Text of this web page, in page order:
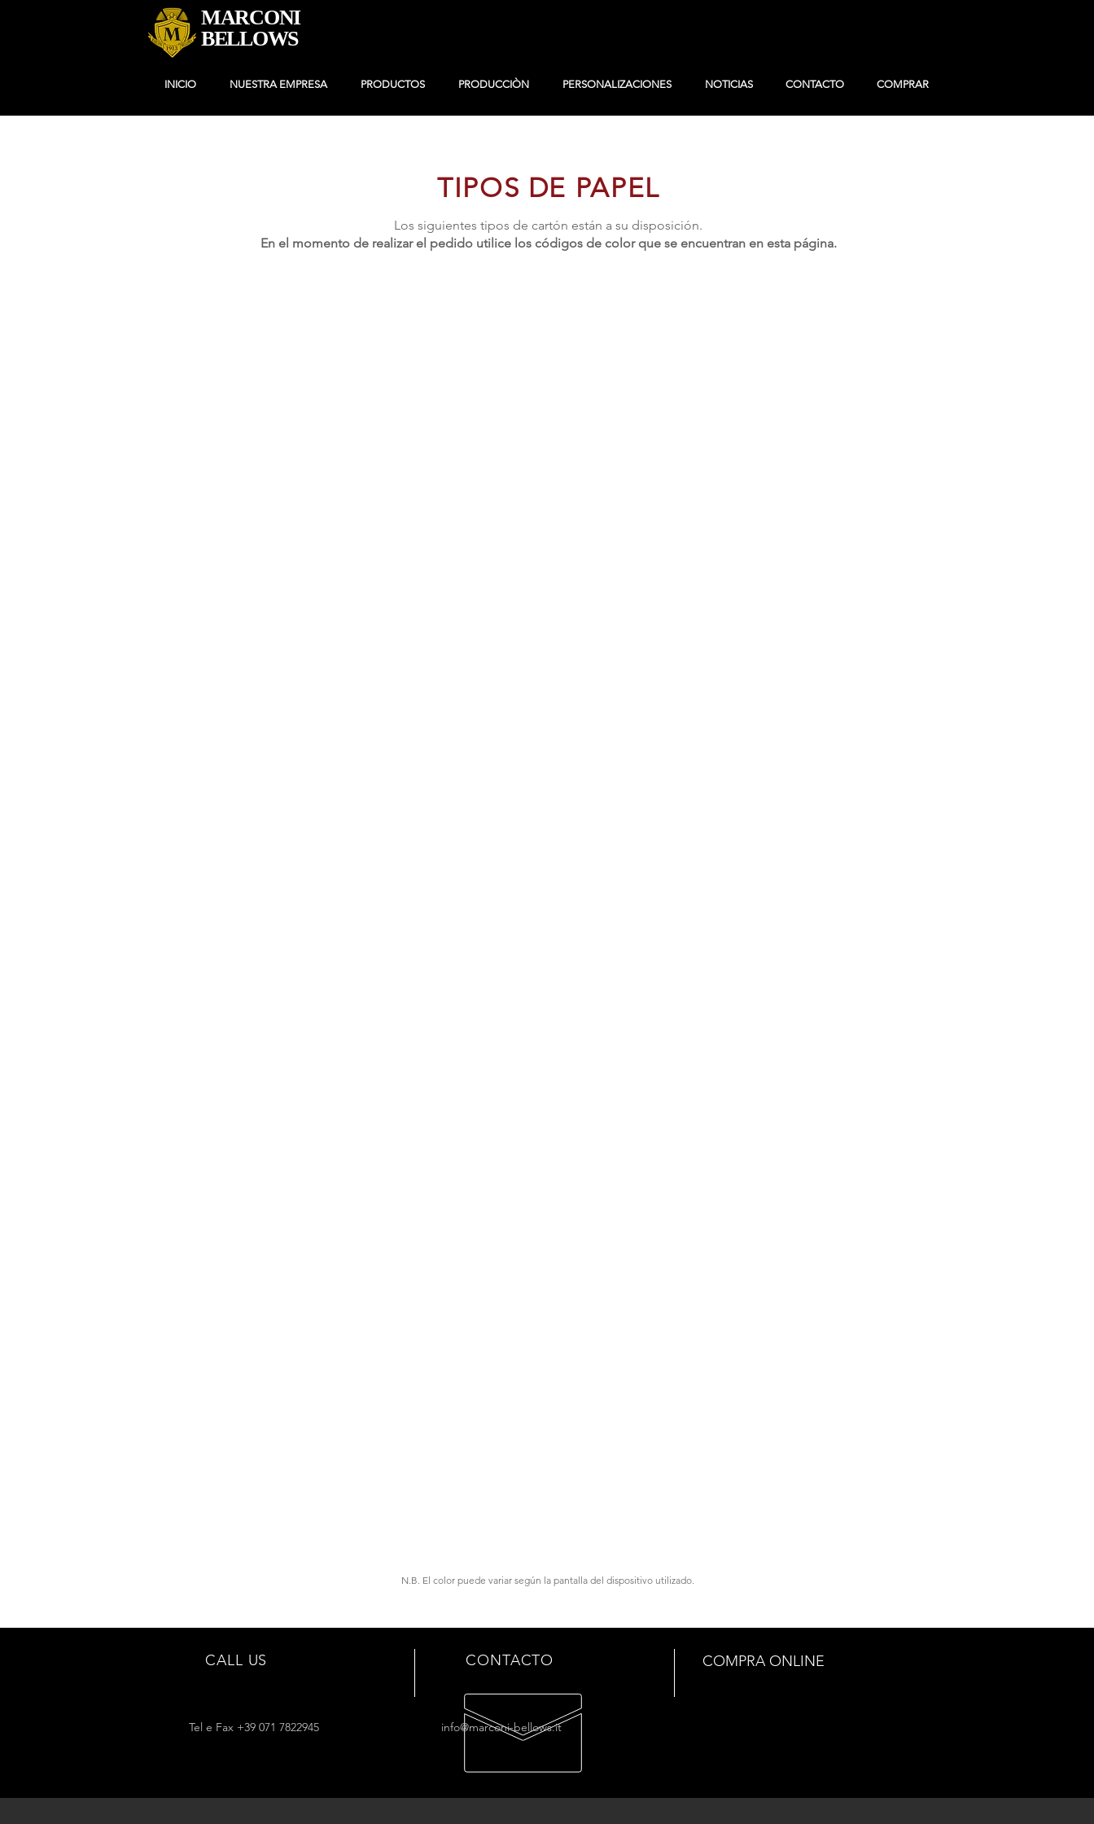
MARCONI
BELLOWS
INICIO NUESTRA EMPRESA PRODUCTOS PRODUCCIÒN PERSONALIZACIONES NOTICIAS CONTACTO COMPRAR
TIPOS DE PAPEL
Los siguientes tipos de cartón están a su disposición.
En el momento de realizar el pedido utilice los códigos de color que se encuentran en esta página.
N.B. El color puede variar según la pantalla del dispositivo utilizado.
CALL US CONTACTO COMPRA ONLINE
Tel e Fax +39 071 7822945 info@marconi-bellows.it